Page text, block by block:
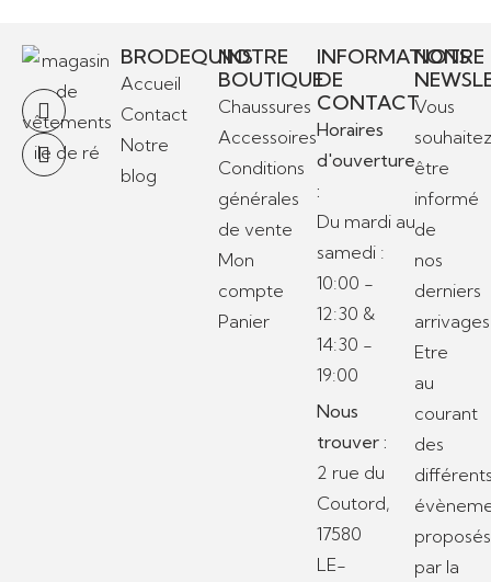
BRODEQUINS
Accueil
Contact
Notre
blog
NOTRE
BOUTIQUE
Chaussures
Accessoires
Conditions
générales
de vente
Mon
compte
Panier
INFORMATIONS
DE
CONTACT
Horaires
d'ouverture
:
Du mardi au
samedi :
10:00 -
12:30 &
14:30 -
19:00
Nous
trouver :
2 rue du
Coutord,
17580
LE-
NOTRE
Vous
être
informé
de
nos
derniers
Etre
au
courant
des
proposés
par la